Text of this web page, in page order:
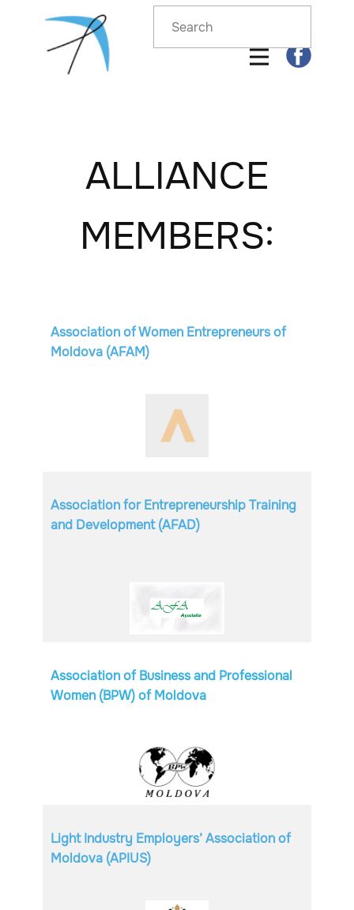
ALLIANCE
MEMBERS:
Association of Women Entrepreneurs of
Moldova (AFAM)
Association for Entrepreneurship Training
and Development (AFAD)
Association of Business and Professional ​
Women (BPW) of Moldova
Light Industry Employers’ Association of
Moldova (APIUS)